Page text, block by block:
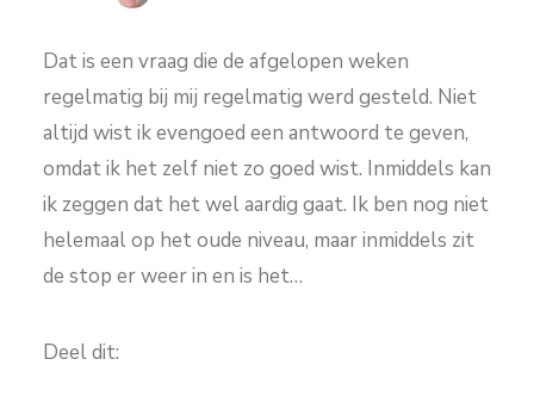
Dat is een vraag die de afgelopen weken
regelmatig bij mij regelmatig werd gesteld. Niet
altijd wist ik evengoed een antwoord te geven,
omdat ik het zelf niet zo goed wist. Inmiddels kan
ik zeggen dat het wel aardig gaat. Ik ben nog niet
helemaal op het oude niveau, maar inmiddels zit
de stop er weer in en is het…
Deel dit: